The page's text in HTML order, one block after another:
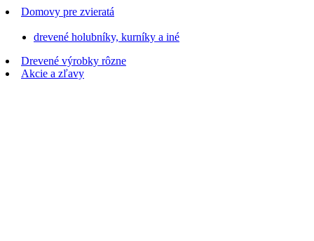
Domovy pre zvieratá
drevené holubníky, kurníky a iné
Drevené výrobky rôzne
Akcie a zľavy